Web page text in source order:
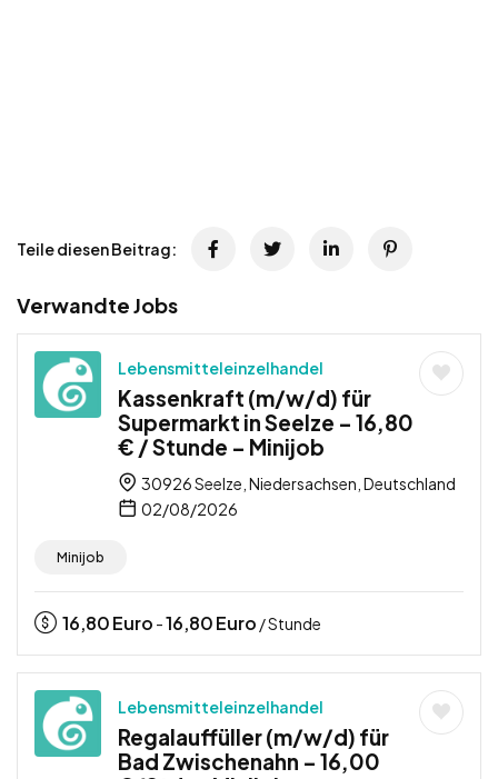
Teile diesen Beitrag:
Verwandte Jobs
Lebensmitteleinzelhandel
Kassenkraft (m/w/d) für
Supermarkt in Seelze – 16,80
€ / Stunde – Minijob
30926 Seelze, Niedersachsen, Deutschland
02/08/2026
Minijob
16,80Euro -16,80Euro / Stunde
Lebensmitteleinzelhandel
Regalauffüller (m/w/d) für
Bad Zwischenahn – 16,00